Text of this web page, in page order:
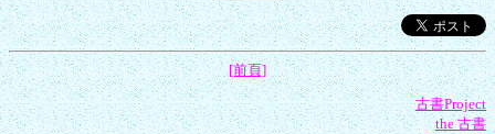
[前頁]
古書Project
the 古書